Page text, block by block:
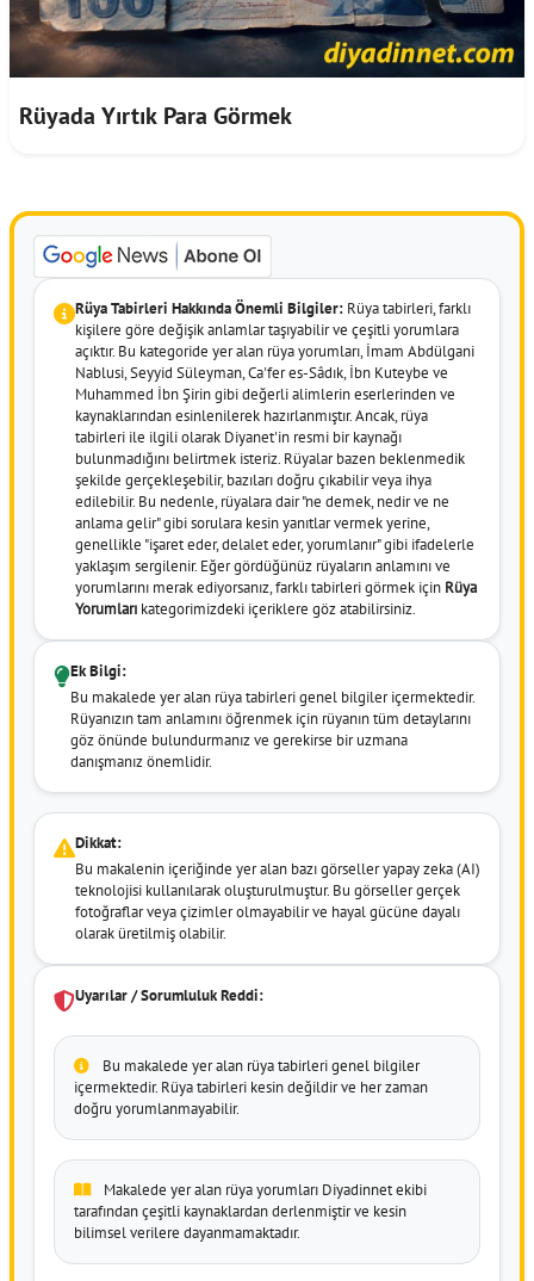
Rüyada Yırtık Para Görmek
Rüya Tabirleri Hakkında Önemli Bilgiler: Rüya tabirleri, farklı
kişilere göre değişik anlamlar taşıyabilir ve çeşitli yorumlara
açıktır. Bu kategoride yer alan rüya yorumları, İmam Abdülgani
Nablusi, Seyyid Süleyman, Ca'fer es-Sâdık, İbn Kuteybe ve
Muhammed İbn Şirin gibi değerli alimlerin eserlerinden ve
kaynaklarından esinlenilerek hazırlanmıştır. Ancak, rüya
tabirleri ile ilgili olarak Diyanet'in resmi bir kaynağı
bulunmadığını belirtmek isteriz. Rüyalar bazen beklenmedik
şekilde gerçekleşebilir, bazıları doğru çıkabilir veya ihya
edilebilir. Bu nedenle, rüyalara dair "ne demek, nedir ve ne
anlama gelir" gibi sorulara kesin yanıtlar vermek yerine,
genellikle "işaret eder, delalet eder, yorumlanır" gibi ifadelerle
yaklaşım sergilenir. Eğer gördüğünüz rüyaların anlamını ve
yorumlarını merak ediyorsanız, farklı tabirleri görmek için Rüya
Yorumları kategorimizdeki içeriklere göz atabilirsiniz.
Ek Bilgi:
Bu makalede yer alan rüya tabirleri genel bilgiler içermektedir.
Rüyanızın tam anlamını öğrenmek için rüyanın tüm detaylarını
göz önünde bulundurmanız ve gerekirse bir uzmana
danışmanız önemlidir.
Dikkat:
Bu makalenin içeriğinde yer alan bazı görseller yapay zeka (AI)
teknolojisi kullanılarak oluşturulmuştur. Bu görseller gerçek
fotoğraflar veya çizimler olmayabilir ve hayal gücüne dayalı
olarak üretilmiş olabilir.
Uyarılar / Sorumluluk Reddi:
Bu makalede yer alan rüya tabirleri genel bilgiler
içermektedir. Rüya tabirleri kesin değildir ve her zaman
doğru yorumlanmayabilir.
Makalede yer alan rüya yorumları Diyadinnet ekibi
tarafından çeşitli kaynaklardan derlenmiştir ve kesin
bilimsel verilere dayanmamaktadır.